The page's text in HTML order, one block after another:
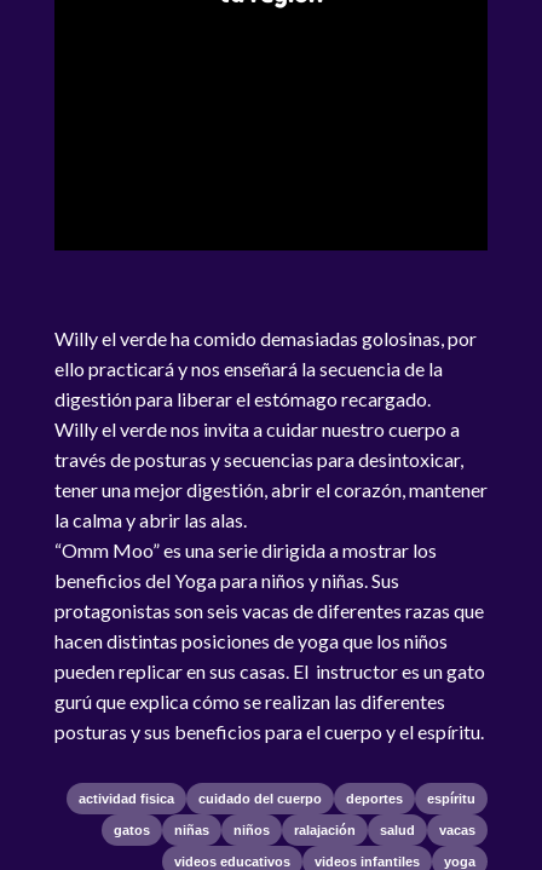
Willy el verde ha comido demasiadas golosinas, por
ello practicará y nos enseñará la secuencia de la
digestión para liberar el estómago recargado.
Willy el verde nos invita a cuidar nuestro cuerpo a
través de posturas y secuencias para desintoxicar,
tener una mejor digestión, abrir el corazón, mantener
la calma y abrir las alas.
“Omm Moo” es una serie dirigida a mostrar los
beneficios del Yoga para niños y niñas. Sus
protagonistas son seis vacas de diferentes razas que
hacen distintas posiciones de yoga que los niños
pueden replicar en sus casas. El instructor es un gato
gurú que explica cómo se realizan las diferentes
posturas y sus beneficios para el cuerpo y el espíritu.
actividad fisica cuidado del cuerpo deportes espíritu
gatos niñas niños ralajación salud vacas
videos educativos videos infantiles yoga